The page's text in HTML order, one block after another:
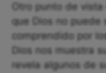
Otro punto de
que Dios no puede
comprendido por
Dios nos muestra
revela algunos de